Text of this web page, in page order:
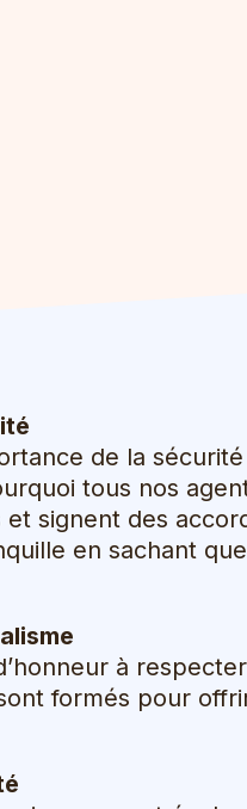
de la
tous nos
signent des
en sachant
à
formés pour